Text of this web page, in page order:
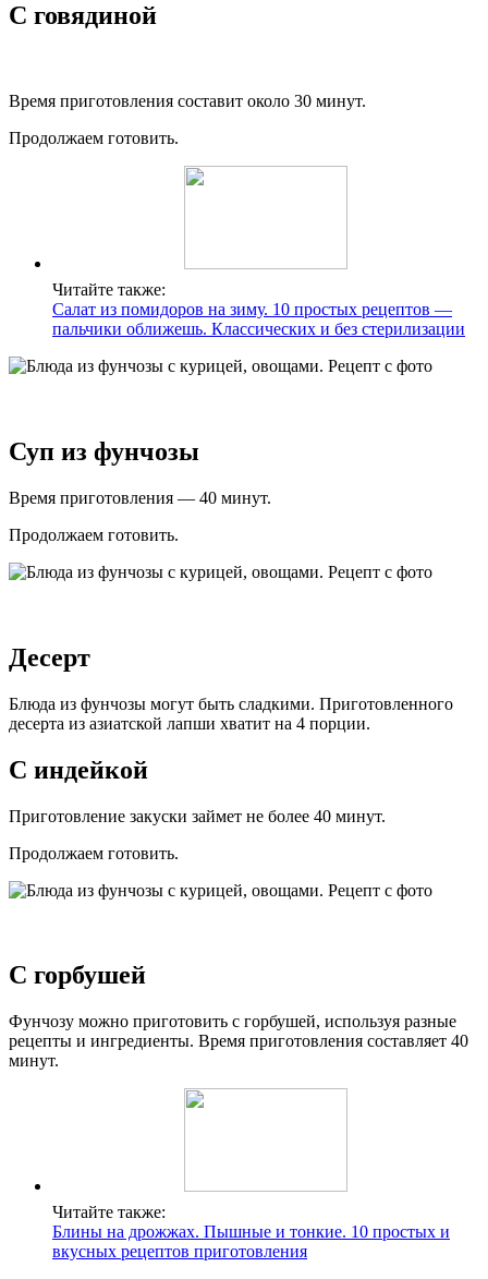
С говядиной
Время приготовления составит около 30 минут.
Продолжаем готовить.
Читайте также:
Салат из помидоров на зиму. 10 простых рецептов —
пальчики оближешь. Классических и без стерилизации
Суп из фунчозы
Время приготовления — 40 минут.
Продолжаем готовить.
Десерт
Блюда из фунчозы могут быть сладкими. Приготовленного
десерта из азиатской лапши хватит на 4 порции.
С индейкой
Приготовление закуски займет не более 40 минут.
Продолжаем готовить.
С горбушей
Фунчозу можно приготовить с горбушей, используя разные
рецепты и ингредиенты. Время приготовления составляет 40
минут.
Читайте также:
Блины на дрожжах. Пышные и тонкие. 10 простых и
вкусных рецептов приготовления